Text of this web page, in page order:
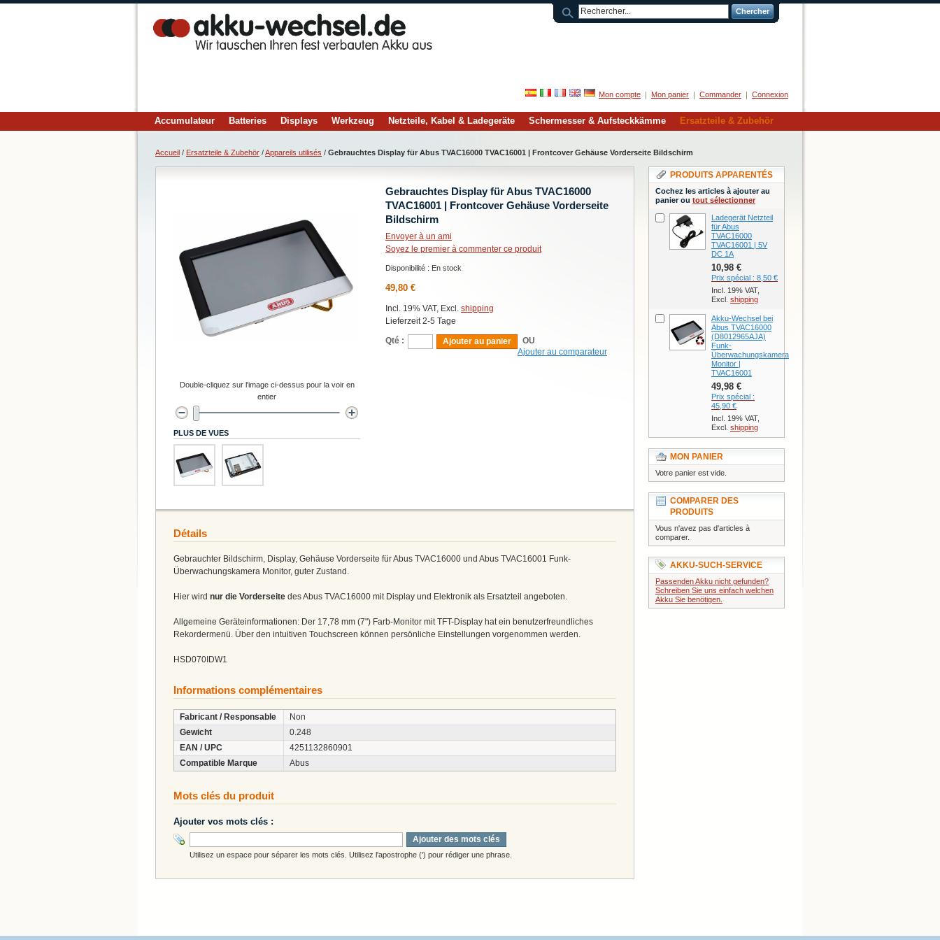
Chercher
Mon compte Mon panier Commander Connexion
Accumulateur Batteries Displays Werkzeug Netzteile, Kabel & Ladegeräte Schermesser & Aufsteckkämme Ersatzteile & Zubehör
Accueil / Ersatzteile & Zubehör /Appareils utilisés / Gebrauchtes Display für Abus TVAC16000 TVAC16001 | Frontcover Gehäuse Vorderseite Bildschirm
Gebrauchtes Display für Abus TVAC16000
TVAC16001 | Frontcover Gehäuse Vorderseite
Bildschirm
Envoyer à un ami
Soyez le premier à commenter ce produit
Disponibilité : En stock
49,80 €
Incl. 19% VAT, Excl. shipping
Lieferzeit 2-5 Tage
Qté :
Ajouter au panier
OU
Ajouter au comparateur
Double-cliquez sur l'image ci-dessus pour la voir en
entier
PLUS DE VUES
Détails
Gebrauchter Bildschirm, Display, Gehäuse Vorderseite für Abus TVAC16000 und Abus TVAC16001 Funk-
Überwachungskamera Monitor, guter Zustand.
Hier wird nur die Vorderseite des Abus TVAC16000 mit Display und Elektronik als Ersatzteil angeboten.
Allgemeine Geräteinformationen: Der 17,78 mm (7") Farb-Monitor mit TFT-Display hat ein benutzerfreundliches
Rekordermenü. Über den intuitiven Touchscreen können persönliche Einstellungen vorgenommen werden.
HSD070IDW1
Informations complémentaires
Fabricant / Responsable
Non
Gewicht
0.248
EAN / UPC
4251132860901
Compatible Marque
Abus
Mots clés du produit
Ajouter vos mots clés :
Ajouter des mots clés
Utilisez un espace pour séparer les mots clés. Utilisez l'apostrophe (') pour rédiger une phrase.
PRODUITS APPARENTÉS
Cochez les articles à ajouter au
panier ou tout sélectionner
Ladegerät Netzteil
für Abus
TVAC16000
TVAC16001 | 5V
DC 1A
10,98 €
Prix spécial : 8,50 €
Incl. 19% VAT,
Excl. shipping
Akku-Wechsel bei
Abus TVAC16000
(D8012965AJA)
Funk-
Überwachungskamera
Monitor |
TVAC16001
49,98 €
Prix spécial :
45,90 €
Incl. 19% VAT,
Excl. shipping
MON PANIER
Votre panier est vide.
COMPARER DES
PRODUITS
Vous n'avez pas d'articles à
comparer.
AKKU-SUCH-SERVICE
Passenden Akku nicht gefunden?
Schreiben Sie uns einfach welchen
Akku Sie benötigen.